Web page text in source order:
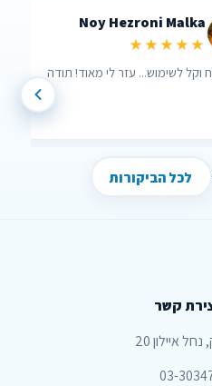
Lidor Levi
★★★★★
השוואה דרך האתר שאגב היה ממש
וממש עזר לי , בזכותו הצלחתי
”
לכל הביקורות
קשר
איילון 20
03-